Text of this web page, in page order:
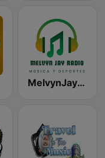
MelvynJayRadio